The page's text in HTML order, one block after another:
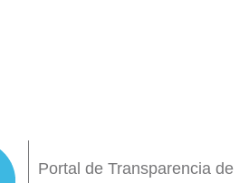
Portal de Transparencia de